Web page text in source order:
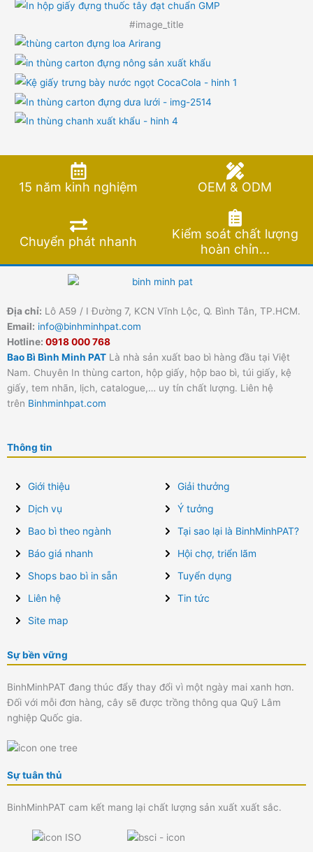
#image_title
15 năm kinh nghiệm OEM & ODM
Chuyển phát nhanh
Kiểm soát chất lượng
hoàn chỉn...
Địa chỉ: Lô A59 / I Đường 7, KCN Vĩnh Lộc, Q. Bình Tân, TP.HCM.
Email: info@binhminhpat.com
Hotline: 0918 000 768
Bao Bì Bình Minh PAT Là nhà sản xuất bao bì hàng đầu tại Việt
Nam. Chuyên In thùng carton, hộp giấy, hộp bao bì, túi giấy, kệ
giấy, tem nhãn, lịch, catalogue,… uy tín chất lượng. Liên hệ
trên Binhminhpat.com
Thông tin
Giới thiệu
Dịch vụ
Bao bì theo ngành
Báo giá nhanh
Shops bao bì in sẵn
Liên hệ
Site map
Giải thưởng
Ý tưởng
Tại sao lại là BinhMinhPAT?
Hội chợ, triển lãm
Tuyển dụng
Tin tức
Sự bền vững
BinhMinhPAT đang thúc đẩy thay đổi vì một ngày mai xanh hơn.
Đối với mỗi đơn hàng, cây sẽ được trồng thông qua Quỹ Lâm
nghiệp Quốc gia.
Sự tuân thủ
BinhMinhPAT cam kết mang lại chất lượng sản xuất xuất sắc.